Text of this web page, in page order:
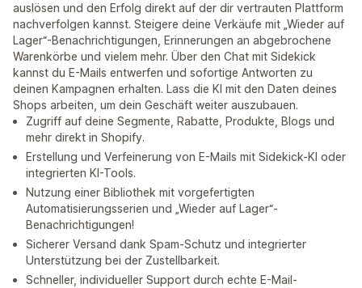
auslösen und den Erfolg direkt auf der dir vertrauten Plattform
nachverfolgen kannst. Steigere deine Verkäufe mit „Wieder auf
Lager“-Benachrichtigungen, Erinnerungen an abgebrochene
Warenkörbe und vielem mehr. Über den Chat mit Sidekick
kannst du E-Mails entwerfen und sofortige Antworten zu
deinen Kampagnen erhalten. Lass die KI mit den Daten deines
Shops arbeiten, um dein Geschäft weiter auszubauen.
Zugriff auf deine Segmente, Rabatte, Produkte, Blogs und
mehr direkt in Shopify.
Erstellung und Verfeinerung von E-Mails mit Sidekick-KI oder
integrierten KI-Tools.
Nutzung einer Bibliothek mit vorgefertigten
Automatisierungsserien und „Wieder auf Lager“-
Benachrichtigungen!
Sicherer Versand dank Spam-Schutz und integrierter
Unterstützung bei der Zustellbarkeit.
Schneller, individueller Support durch echte E-Mail-